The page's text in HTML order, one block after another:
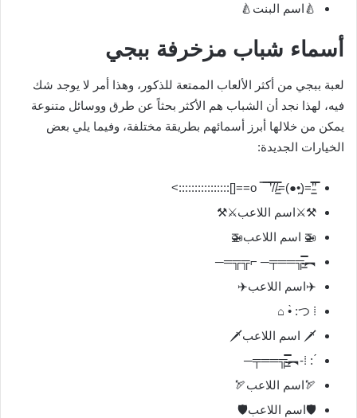
🍐اسم البنت🍐
أسماء شباب مزخرفة ببجي
لعبة ببجي من أكثر الألعاب الممتعة للذكور، وهذا أمر لا يوجد شك
فيه، لهذا نجد أن الشباب هم الأكثر بحثاً عن طرق ووسائل متنوعة
يمكن من خلالها أبرز أسمائهم بطريقة مختلفة، وفيما يلي بعض
الخيارات الجديدة:
̿̿’̿’̵͇̿̿=(•̪●)=/̵͇̿̿/’̿̿ ̿ ̿ ̿ o==[]::::::::::::::::>
⚒️⚔️اسم اللاعب⚔️⚒️
🚁 اسم اللاعب🚁
︻╦̵̵͇̿̿̿̿══╤─ ⌐╦╦═─
✈️اسم اللاعب✈️
⁞ つ: •̀ ⌂
🗡️ اسم اللاعب🗡️
́ : ⁞-︻╦̵̵͇̿̿̿̿══╤─
🏹اسم اللاعب🏹
🛡️اسم اللاعب🛡️